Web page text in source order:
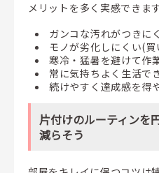
メリットを多く実感できます
ガンコな汚れがつきに
モノが劣化しにくい(
寒冷・猛暑を避けて作
常に気持ちよく生活で
続けやすく達成感を得
片付けのルーティンを
減らそう